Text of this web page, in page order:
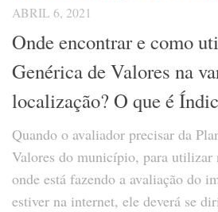
ABRIL 6, 2021
Onde encontrar e como
Genérica de Valores na
localização? O que é
Quando o avaliador precisar da
Valores do município, para utilizar
onde está fazendo a avaliação do
estiver na internet, ele deverá se